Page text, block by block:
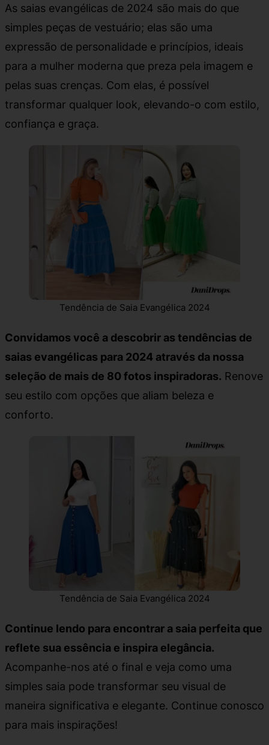
As saias evangélicas de 2024 são mais do que
simples peças de vestuário; elas são uma
expressão de personalidade e princípios, ideais
para a mulher moderna que preza pela imagem e
pelas suas crenças. Com elas, é possível
transformar qualquer look, elevando-o com estilo,
confiança e graça.
Tendência de Saia Evangélica 2024
Convidamos você a descobrir as tendências de
saias evangélicas para 2024 através da nossa
seleção de mais de 80 fotos inspiradoras. Renove
seu estilo com opções que aliam beleza e
conforto.
Tendência de Saia Evangélica 2024
Continue lendo para encontrar a saia perfeita que
reflete sua essência e inspira elegância.
Acompanhe-nos até o final e veja como uma
simples saia pode transformar seu visual de
maneira significativa e elegante. Continue conosco
para mais inspirações!